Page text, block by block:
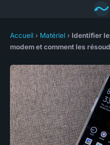
Accueil › Matériel › Identifier
modem et comment les